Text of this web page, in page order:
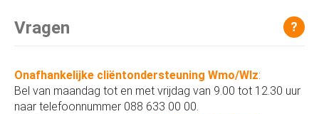
Vragen ?
Onafhankelijke cliëntondersteuning Wmo/Wlz:
Bel van maandag tot en met vrijdag van 9.00 tot 12.30 uur
naar telefoonnummer 088 633 00 00.